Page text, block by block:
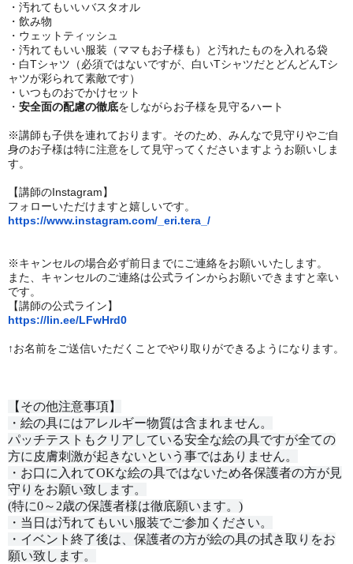
・汚れてもいいバスタオル
・飲み物
・ウェットティッシュ
・汚れてもいい服装（ママもお子様も）と汚れたものを入れる袋
・白Tシャツ（必須ではないですが、白いTシャツだとどんどんTシ
ャツが彩られて素敵です）
・いつものおでかけセット
・ 安全面の配慮の徹底をしながらお子様を見守るハート︎
※講師も子供を連れております。そのため、みんなで見守りやご自
身のお子様は特に注意をして見守ってくださいますようお願いしま
す。
【講師のInstagram】
フォローいただけますと嬉しいです。
https://www.instagram.com/_eri.tera_/
※キャンセルの場合必ず前日までにご連絡をお願いいたします。
また、キャンセルのご連絡は公式ラインからお願いできますと幸い
です。
【講師の公式ライン】
https://lin.ee/LFwHrd0
↑お名前をご送信いただくことでやり取りができるようになります。
【その他注意事項】
・絵の具にはアレルギー物質は含まれません。
パッチテストもクリアしている安全な絵の具ですが全ての
方に皮膚刺激が起きないという事ではありません。
・お口に入れてOKな絵の具ではないため各保護者の方が見
守りをお願い致します。
(特に0～2歳の保護者様は徹底願います。)
・当日は汚れてもいい服装でご参加ください。
・イベント終了後は、保護者の方が絵の具の拭き取りをお
願い致します。